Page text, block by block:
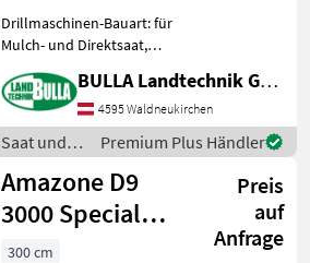
Drillmaschinen-Bauart: für
Mulch- und Direktsaat,
Einscheibenschare,
Extrastriegel,
Fahrgassenschaltung
AMAZONE D9 3000 Special +
Arbeitsbreite 3 Meter +
BULLA Landtechnik GmbH
4595 Waldneukirchen
Saat und
Pflege /
Amazone
Premium Plus Händler
Amazone D9
3000 Special
Sämaschine
Preis
auf
Anfrage
300 cm